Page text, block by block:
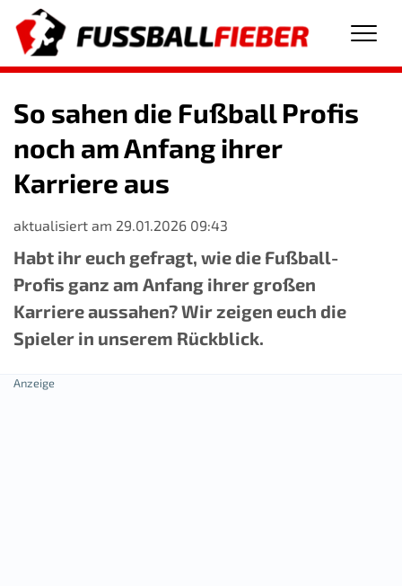
So sahen die Fußball Profis
noch am Anfang ihrer
Karriere aus
aktualisiert am 29.01.2026 09:43
Habt ihr euch gefragt, wie die Fußball-
Profis ganz am Anfang ihrer großen
Karriere aussahen? Wir zeigen euch die
Spieler in unserem Rückblick.